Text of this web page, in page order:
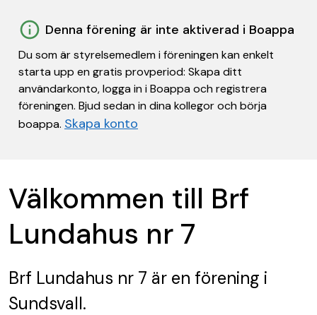
Denna förening är inte aktiverad i Boappa
Du som är styrelsemedlem i föreningen kan enkelt
starta upp en gratis provperiod: Skapa ditt
användarkonto, logga in i Boappa och registrera
föreningen. Bjud sedan in dina kollegor och börja
boappa. Skapa konto
Välkommen till Brf
Lundahus nr 7
Brf Lundahus nr 7 är en förening i
Sundsvall.